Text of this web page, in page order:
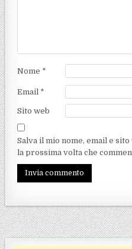
Nome *
Email *
Sito web
Salva il mio nome, email e
la prossima volta che